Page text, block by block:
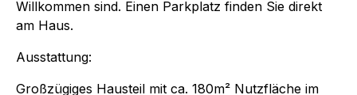
Willkommen sind. Einen Parkplatz finden Sie direkt
am Haus.
Ausstattung:
Großzügiges Hausteil mit ca. 180m² Nutzfläche im